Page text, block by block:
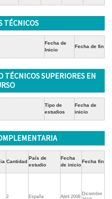
TÉCNICOS
Fecha de
Inicio
Fecha de fin
TÉCNICOS SUPERIORES EN
Tipo de
estudios
Fecha de
inicio
Cantidad
País de
estudio
Fecha
de inicio
Fecha fin
2 España Abril 2008
Diciembre